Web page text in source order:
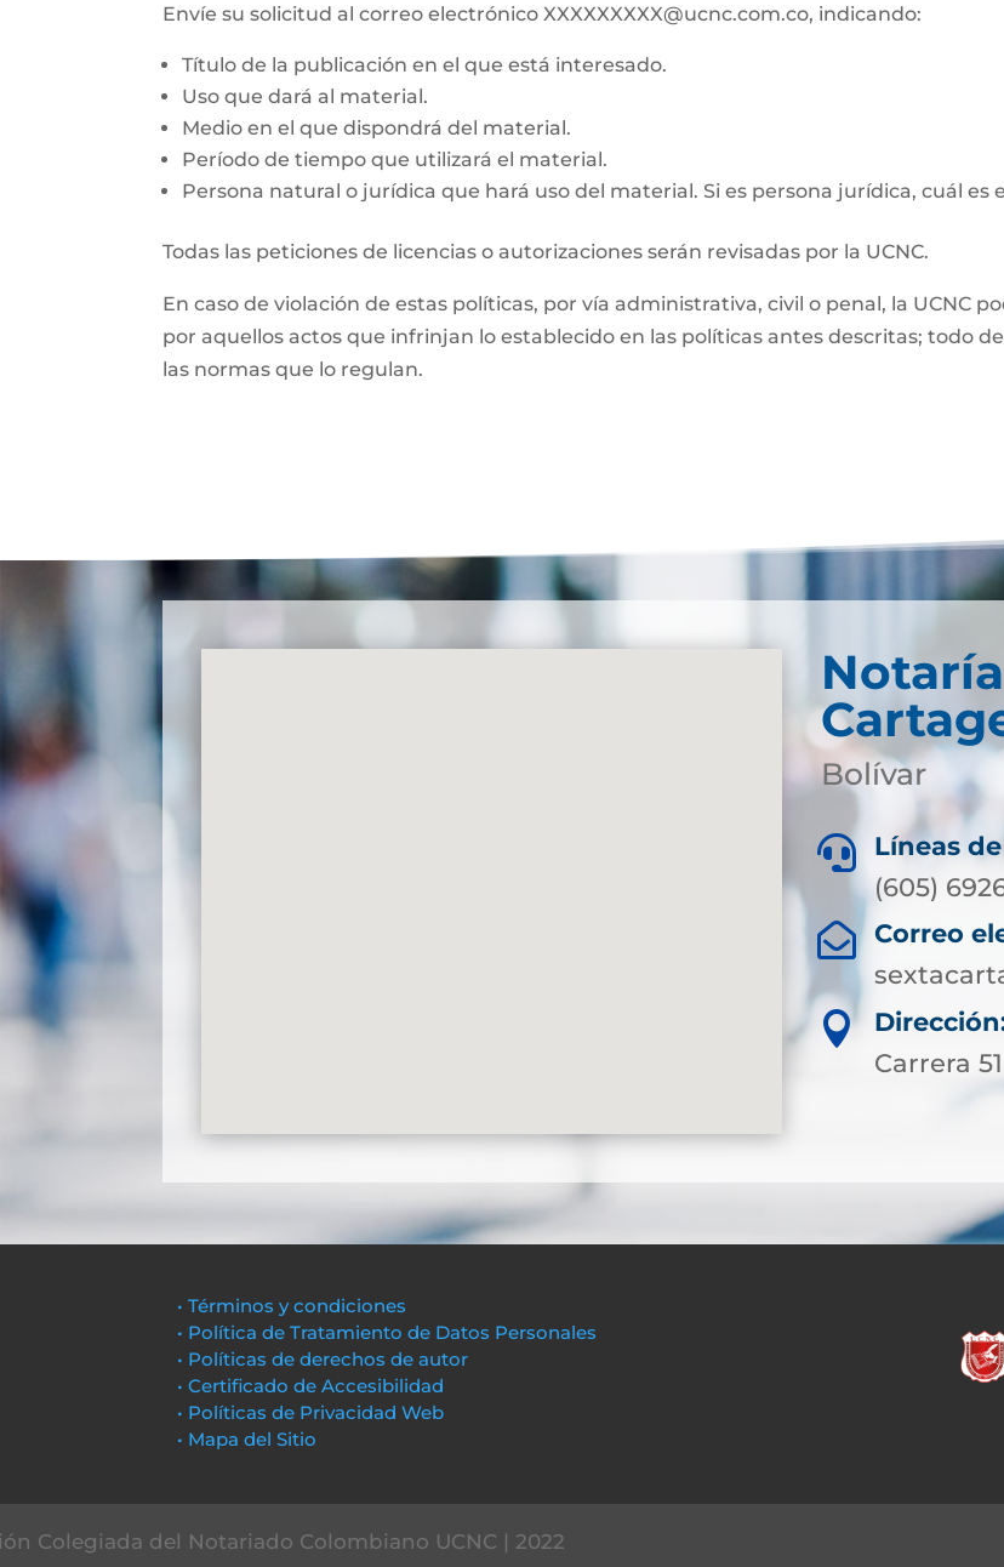
Envíe su solicitud al correo electrónico XXXXXXXXX@ucnc.com.co, indicando:
Título de la publicación en el que está interesado.
Uso que dará al material.
Medio en el que dispondrá del material.
Período de tiempo que utilizará el material.
Persona natural o jurídica que hará uso del material. Si es persona jurídica, cuál es
Todas las peticiones de licencias o autorizaciones serán revisadas por la UCNC.
En caso de violación de estas políticas, por vía administrativa, civil o penal, la UCNC
por aquellos actos que infrinjan lo establecido en las políticas antes descritas; todo
las normas que lo regulan.
Bolívar

Líneas
(605)

Correo

Carrera
• Términos y condiciones
• Política de Tratamiento de Datos Personales
• Políticas de derechos de autor
• Certificado de Accesibilidad
• Políticas de Privacidad Web
• Mapa del Sitio
Colegiada del Notariado Colombiano UCNC | 2022